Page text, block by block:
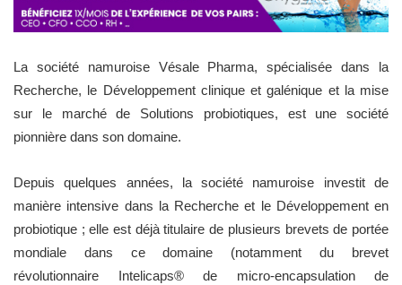
La société namuroise Vésale Pharma, spécialisée dans la
Recherche, le Développement clinique et galénique et la mise
sur le marché de Solutions probiotiques, est une société
pionnière dans son domaine.
Depuis quelques années, la société namuroise investit de
manière intensive dans la Recherche et le Développement en
probiotique ; elle est déjà titulaire de plusieurs brevets de portée
mondiale dans ce domaine (notamment du brevet
révolutionnaire Intelicaps® de micro-encapsulation de